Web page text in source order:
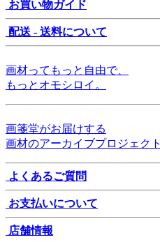
お買い物ガイド
配送 - 送料について
画材ってもっと自由で、
もっとオモシロイ。
画箋堂がお届けする
画材のアーカイブプロジェクト
よくあるご質問
お支払いについて
店舗情報